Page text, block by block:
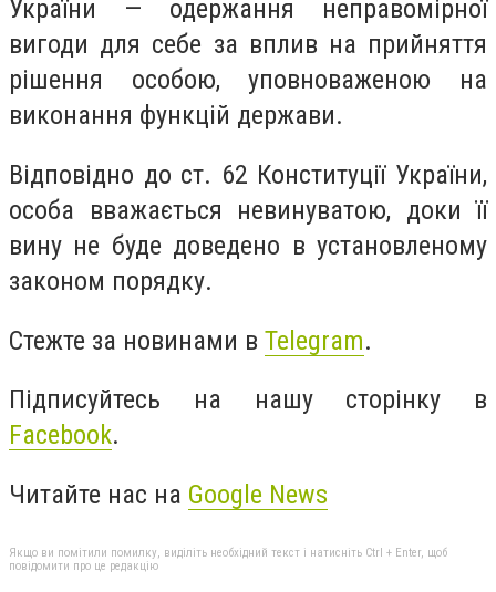
України — одержання неправомірної
вигоди для себе за вплив на прийняття
рішення особою, уповноваженою на
виконання функцій держави.
Відповідно до ст. 62 Конституції України,
особа вважається невинуватою, доки її
вину не буде доведено в установленому
законом порядку.
Стежте за новинами в Telegram.
Підписуйтесь на нашу сторінку в
Facebook.
Читайте нас на Google News
Якщо ви помітили помилку, виділіть необхідний текст і натисніть Ctrl + Enter, щоб
повідомити про це редакцію